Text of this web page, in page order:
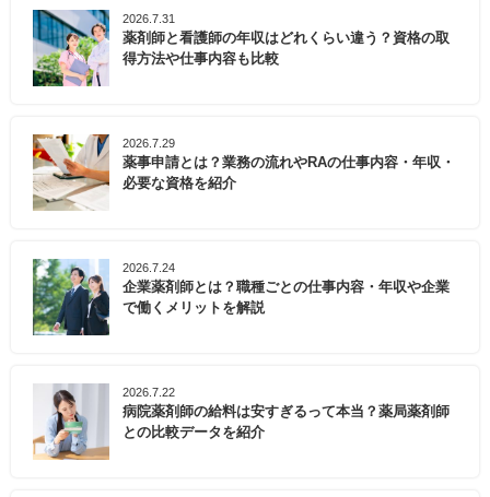
2026.7.31
薬剤師と看護師の年収はどれくらい違う？資格の取
得方法や仕事内容も比較
2026.7.29
薬事申請とは？業務の流れやRAの仕事内容・年収・
必要な資格を紹介
2026.7.24
企業薬剤師とは？職種ごとの仕事内容・年収や企業
で働くメリットを解説
2026.7.22
病院薬剤師の給料は安すぎるって本当？薬局薬剤師
との比較データを紹介